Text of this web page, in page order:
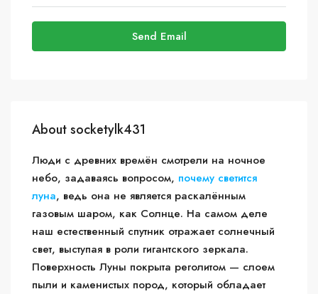
Send Email
About socketylk431
Люди с древних времён смотрели на ночное
небо, задаваясь вопросом, почему светится
луна, ведь она не является раскалённым
газовым шаром, как Солнце. На самом деле
наш естественный спутник отражает солнечный
свет, выступая в роли гигантского зеркала.
Поверхность Луны покрыта реголитом — слоем
пыли и каменистых пород, который обладает